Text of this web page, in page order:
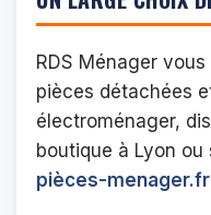
RDS Ménager
pièces détachées
électroménager,
boutique à Lyon
pièces-menager.fr